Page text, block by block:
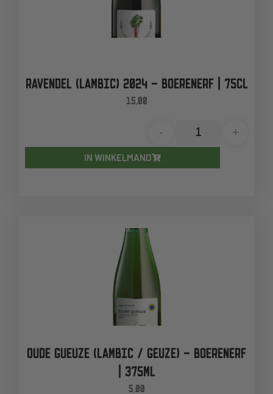
RAVENDEL (LAMBIC) 2024 – BOERENERF | 75CL
15,00
- +
IN WINKELMAND
OUDE GUEUZE (LAMBIC / GEUZE) – BOERENERF
| 375ML
5,00